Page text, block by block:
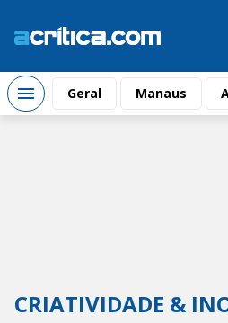
Geral Manaus
CRIATIVIDADE &